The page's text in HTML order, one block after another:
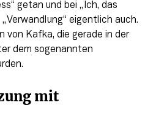
getan und bei „Ich, das
eigentlich auch.
von Kafka, die gerade in der
dem sogenannten
mit